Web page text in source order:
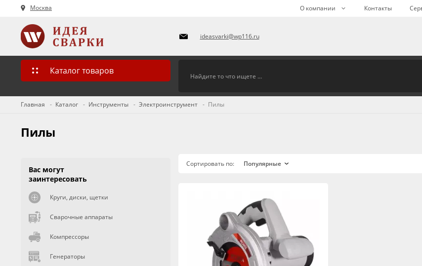
Москва О компании Контакты
ideasvarki@wp116.ru
Каталог товаров
Главная Каталог Инструменты Электроинструмент Пилы
Пилы
Сортировать по:
Вас могут
заинтересовать
Круги, диски, щетки
Сварочные аппараты
Компрессоры
Генераторы